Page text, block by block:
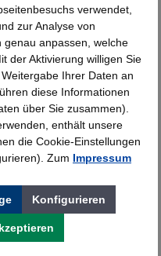
70-BV
Details
verwendet,
zur Analyse von
genau anpassen, welche
der Aktivierung willigen Sie
Ihrer Daten an
diese Informationen
über Sie zusammen).
enthält unsere
die Cookie-Einstellungen
Zum Impressum
Konfigurieren